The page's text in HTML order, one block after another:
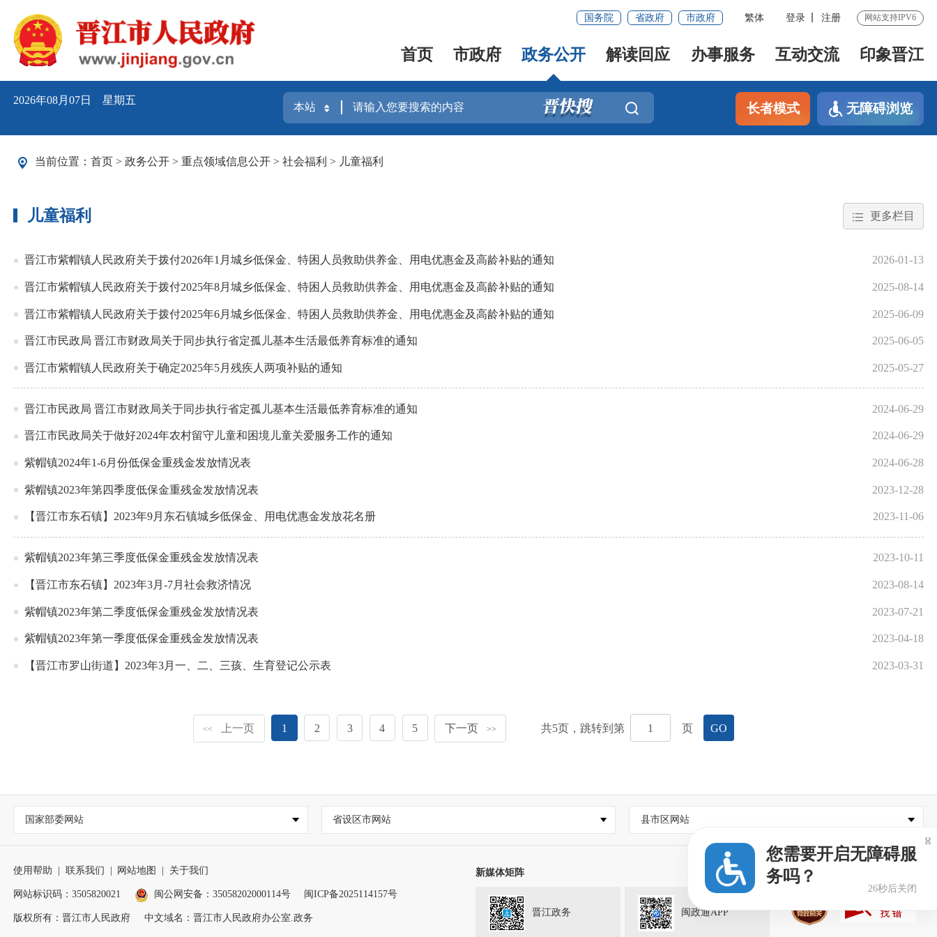
国务院 省政府 市政府 繁体 登录 注册 网站支持IPV6
首页 市政府 政务公开 解读回应 办事服务 互动交流 印象晋江
2026年08月07日 星期五
长者模式 无障碍浏览
当前位置： 首页 > 政务公开 > 重点领域信息公开 > 社会福利 > 儿童福利
儿童福利 更多栏目
晋江市紫帽镇人民政府关于拨付2026年1月城乡低保金、特困人员救助供养金、用电优惠金及高龄补贴的通知 2026-01-13
晋江市紫帽镇人民政府关于拨付2025年8月城乡低保金、特困人员救助供养金、用电优惠金及高龄补贴的通知 2025-08-14
晋江市紫帽镇人民政府关于拨付2025年6月城乡低保金、特困人员救助供养金、用电优惠金及高龄补贴的通知 2025-06-09
晋江市民政局 晋江市财政局关于同步执行省定孤儿基本生活最低养育标准的通知 2025-06-05
晋江市紫帽镇人民政府关于确定2025年5月残疾人两项补贴的通知 2025-05-27
晋江市民政局 晋江市财政局关于同步执行省定孤儿基本生活最低养育标准的通知 2024-06-29
晋江市民政局关于做好2024年农村留守儿童和困境儿童关爱服务工作的通知 2024-06-29
紫帽镇2024年1-6月份低保金重残金发放情况表 2024-06-28
紫帽镇2023年第四季度低保金重残金发放情况表 2023-12-28
【晋江市东石镇】2023年9月东石镇城乡低保金、用电优惠金发放花名册 2023-11-06
紫帽镇2023年第三季度低保金重残金发放情况表 2023-10-11
【晋江市东石镇】2023年3月-7月社会救济情况 2023-08-14
紫帽镇2023年第二季度低保金重残金发放情况表 2023-07-21
紫帽镇2023年第一季度低保金重残金发放情况表 2023-04-18
【晋江市罗山街道】2023年3月一、二、三孩、生育登记公示表 2023-03-31
<< 上一页 1 2 3 4 5 下一页 >> 共5页，跳转到第 页 GO
国家部委网站 省设区市网站 县市区网站
使用帮助 联系我们 网站地图 关于我们
网站标识码：3505820021 闽公网安备：35058202000114号 闽ICP备2025114157号
版权所有：晋江市人民政府 中文域名：晋江市人民政府办公室.政务
新媒体矩阵
晋江政务 闽政通APP
您需要开启无障碍服
务吗？
26秒后关闭
